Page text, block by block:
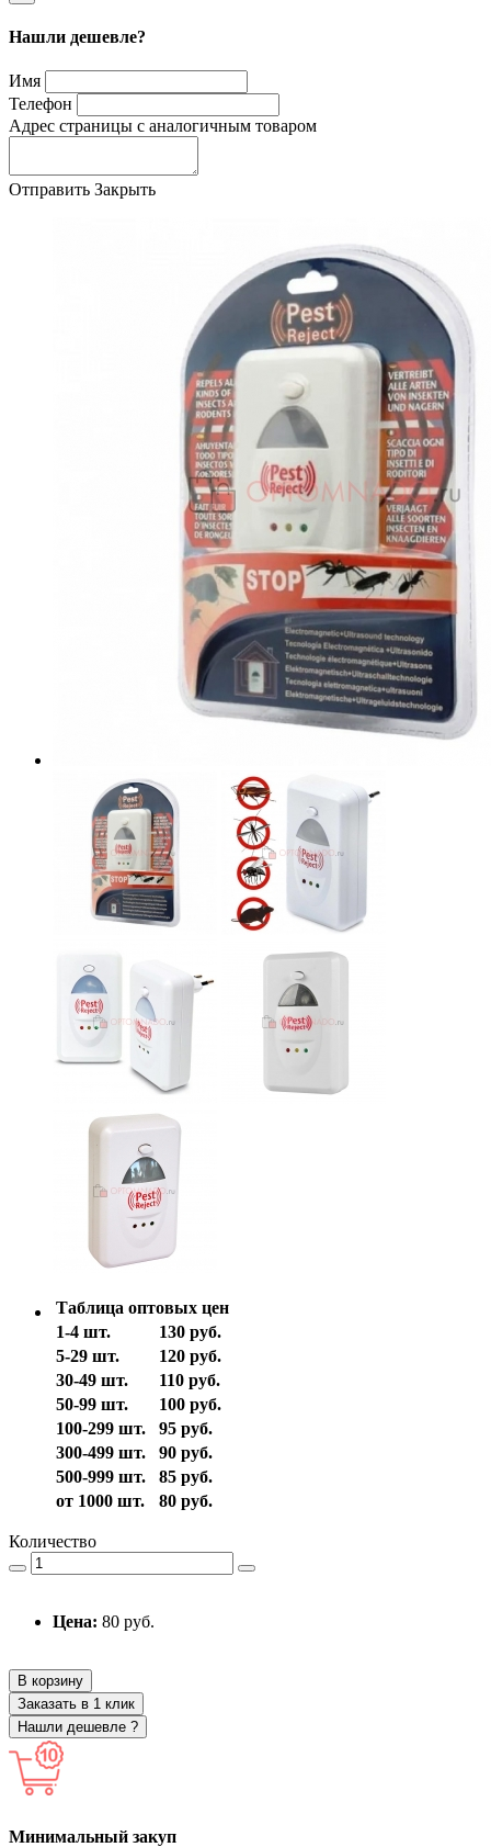
Нашли дешевле?
Имя
Телефон
Адрес страницы с аналогичным товаром
Отправить Закрыть
Таблица оптовых цен
1-4 шт.
130 руб.
5-29 шт.
120 руб.
30-49 шт.
110 руб.
50-99 шт.
100 руб.
100-299 шт.
95 руб.
300-499 шт.
90 руб.
500-999 шт.
85 руб.
от 1000 шт.
80 руб.
Количество
Цена: 80 руб.
В корзину
Заказать в 1 клик
Нашли дешевле ?
Минимальный закуп